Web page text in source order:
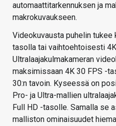
automaattitarkennuksen ja
makrokuvaukseen.
Videokuvausta puhelin tukee
tasolla tai vaihtoehtoisesti
Ultralaajakulmakameran
maksimissaan 4K 30 FPS -
30:n tavoin. Kyseessä on
Pro- ja Ultra-mallien
Full HD -tasolle. Samalla se
malliston ominaisuudet